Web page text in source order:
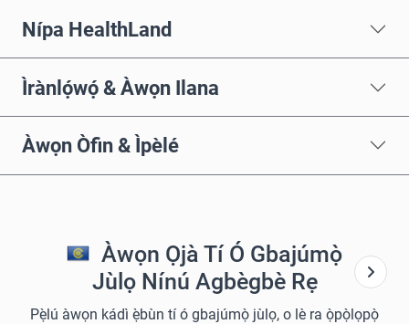
Nípa HealthLand
Ìrànlọ́wọ́ & Àwọn Ilana
Àwọn Òfin & Ìpèlé
Àwọn Ọjà Tí Ó Gbajúmọ̀
Jùlọ Nínú Agbègbè Rẹ
Pẹ̀lú àwọn kádì ẹ̀bùn tí ó gbajúmọ̀ jùlọ, o lè ra ọ̀pọ̀lọpọ̀